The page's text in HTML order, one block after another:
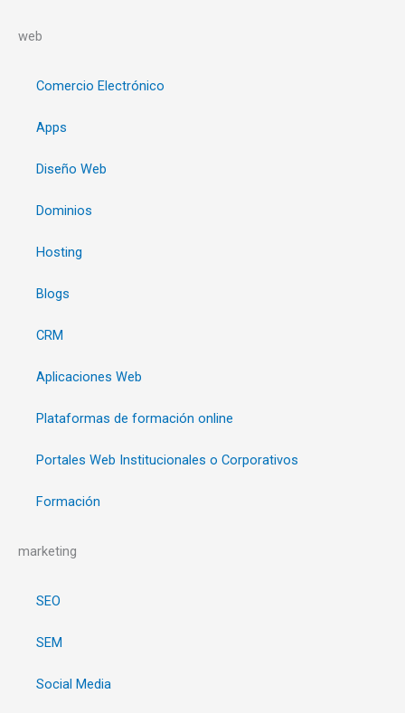
web
Comercio Electrónico
Apps
Diseño Web
Dominios
Hosting
Blogs
CRM
Aplicaciones Web
Plataformas de formación online
Portales Web Institucionales o Corporativos
Formación
marketing
SEO
SEM
Social Media